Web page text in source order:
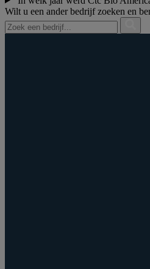
Wilt u een ander bedrijf zoeken en